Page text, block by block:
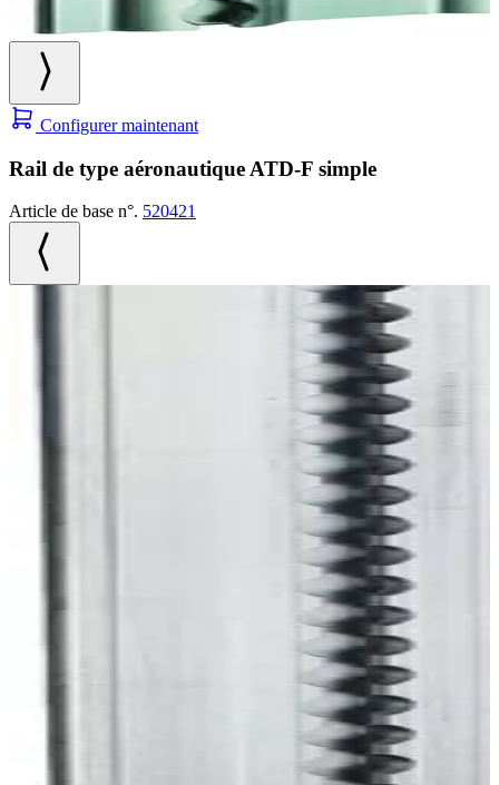
Configurer maintenant
Rail de type aéronautique ATD-F simple
Article de base n°. 520421